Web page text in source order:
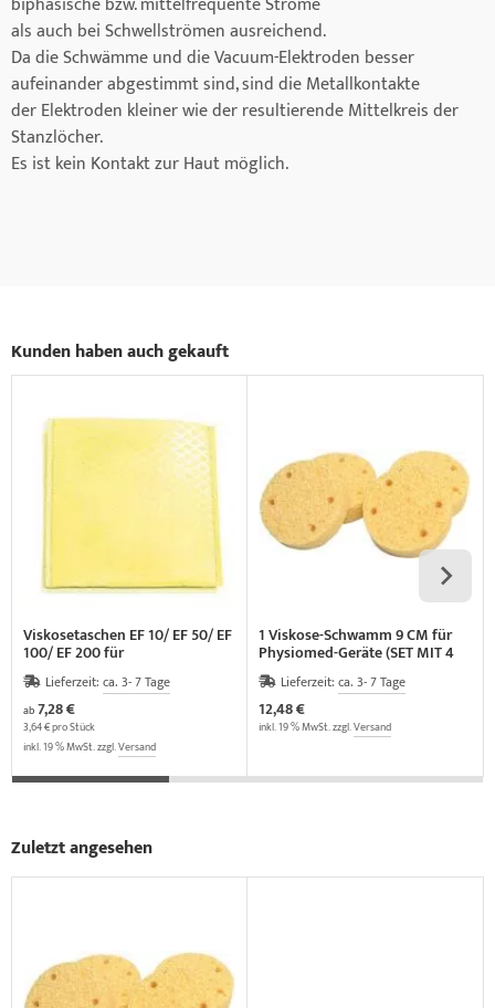
als auch bei Schwellströmen ausreichend.
Da die Schwämme und die Vacuum-Elektroden besser
aufeinander abgestimmt sind, sind die Metallkontakte
der Elektroden kleiner wie der resultierende Mittelkreis der
Stanzlöcher.
Es ist kein Kontakt zur Haut möglich.
Kunden haben auch gekauft
Viskosetaschen EF 10/ EF 50/ EF
100/ EF 200 für
Plattenelektroden (PAARWEISE)
Lieferzeit: ca. 3- 7 Tage
ab7,28 €
3,64 € pro Stück
inkl. 19 % MwSt. zzgl.Versand
1 Viskose-Schwamm 9 CM für
Physiomed-Geräte (SET MIT 4
STÜCK)Lieferzeit: ca. 3- 7 Tage
12,48 €
inkl. 19 % MwSt. zzgl.Versand
Zuletzt angesehen